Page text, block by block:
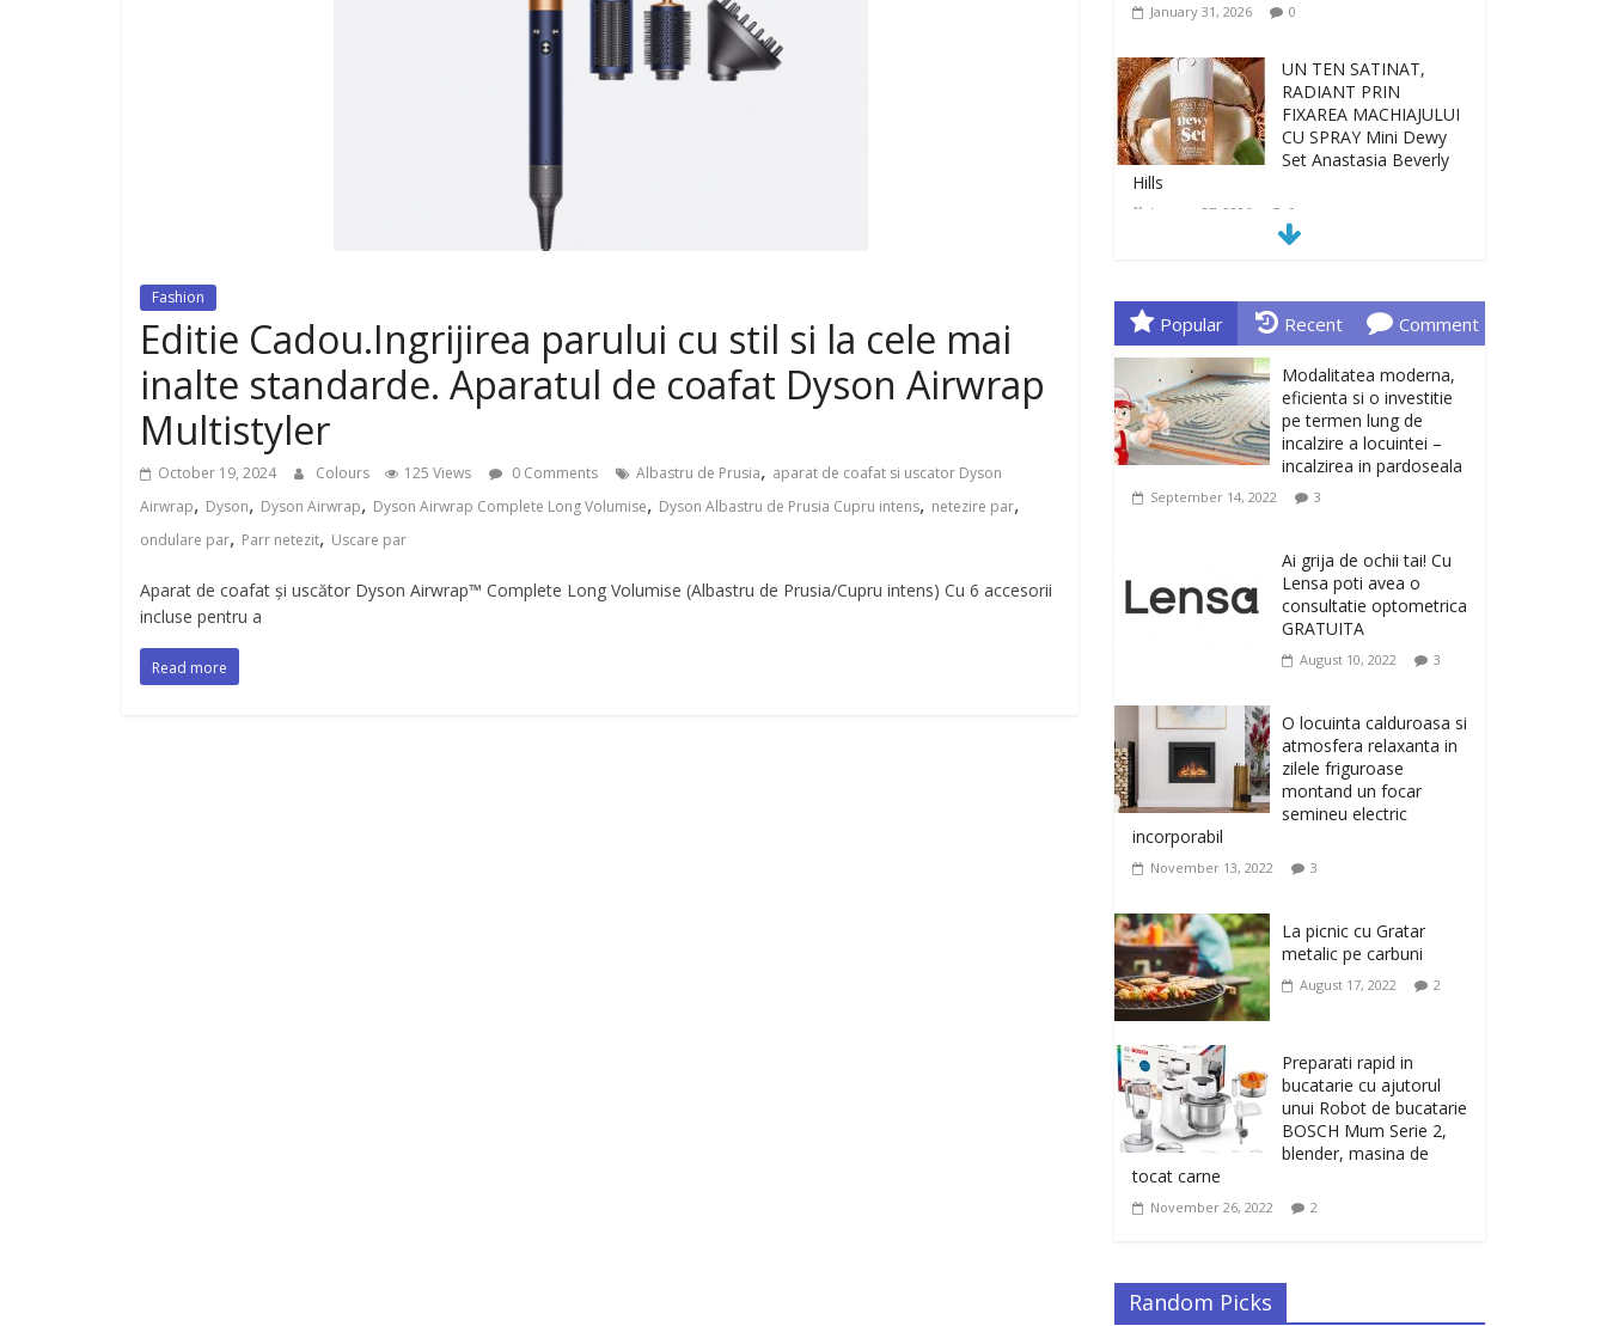
Fashion
Editie Cadou.Ingrijirea parului cu stil si la cele mai
inalte standarde. Aparatul de coafat Dyson Airwrap
Multistyler
October 19, 2024 Colours 125 Views 0 Comments Albastru de Prusia, aparat de coafat si uscator Dyson
Airwrap, Dyson, Dyson Airwrap, Dyson Airwrap Complete Long Volumise, Dyson Albastru de Prusia Cupru intens, netezire par,
ondulare par, Parr netezit, Uscare par
Aparat de coafat și uscător Dyson Airwrap™ Complete Long Volumise (Albastru de Prusia/Cupru intens) Cu 6 accesorii
incluse pentru a
Read more
January 31, 2026 0
UN TEN SATINAT,
RADIANT PRIN
FIXAREA MACHIAJULUI
CU SPRAY Mini Dewy
Set Anastasia Beverly
Hills
January 27, 2026 0
DE CURATARE CeraVe
CU CERAMIDE SI
January 23, 2026 0
Sa gasesti cadoul
potrivit este de multe
ori o provocare. Idei
la Giftspot.ro, magazinul de cadouri
originale. O alegere buna, Oglinda de baie
cu mărire și iluminare LED
0
musculatura pentru un
corp sanatos si
armonios dezvoltat, cu
Flexor Fitness-dispozitiv
pentru tonifiere muschi
February 10, 2026
Ivatherm pentru o piele
neteda si elastica.
February 6, 2026
Popular Recent Comment
Modalitatea moderna,
eficienta si o investitie
pe termen lung de
incalzire a locuintei –
incalzirea in pardoseala
September 14, 2022 3
Ai grija de ochii tai! Cu
Lensa poti avea o
consultatie optometrica
GRATUITA
August 10, 2022 3
O locuinta calduroasa si
atmosfera relaxanta in
zilele friguroase
montand un focar
semineu electric
incorporabil
November 13, 2022 3
La picnic cu Gratar
metalic pe carbuni
August 17, 2022 2
Preparati rapid in
bucatarie cu ajutorul
unui Robot de bucatarie
BOSCH Mum Serie 2,
blender, masina de
tocat carne
November 26, 2022 2
Random Picks